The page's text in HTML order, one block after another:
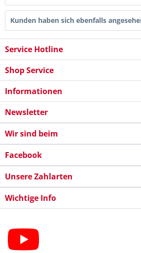
Kunden haben sich ebenfalls
Service Hotline
Shop Service
Informationen
Newsletter
Wir sind beim
Facebook
Unsere Zahlarten
Wichtige Info